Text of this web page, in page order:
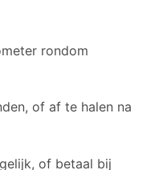
rondom
of af te halen na
of betaal bij